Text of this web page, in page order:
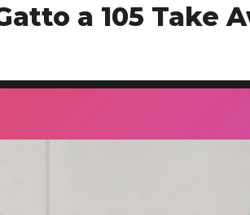
a 105 Take